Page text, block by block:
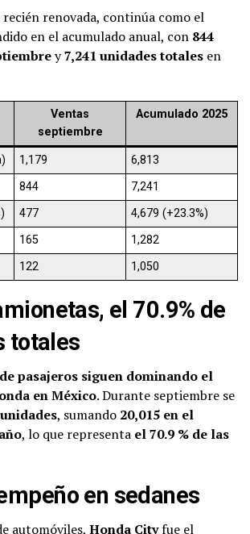
recién renovada, continúa como el
en el acumulado anual, con 844
y7,241 unidades totales en
Ventas
septiembre
Acumulado 2025
1,179
6,813
844
7,241
477
4,679 (+23.3%)
165
1,282
122 1,050
el 70.9% de
totales
pasajeros siguen dominando el
en México. Durante septiembre se
, sumando 20,015 en el
, lo que representa el 70.9 % de las
en sedanes
automóviles, Honda Cityfue el